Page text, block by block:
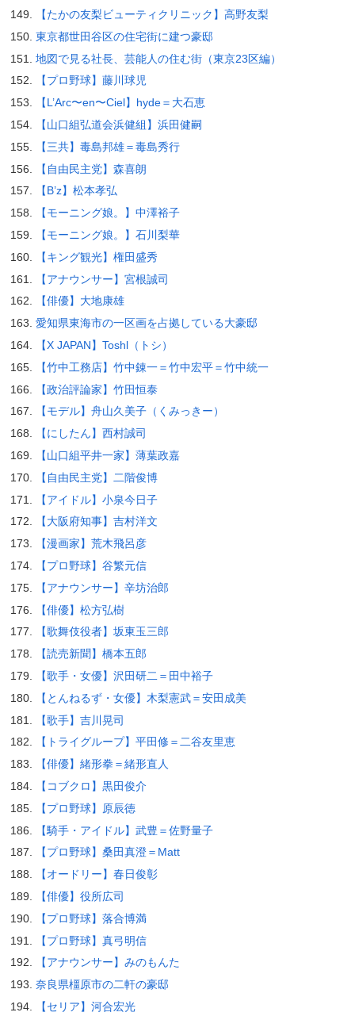
【たかの友梨ビューティクリニック】高野友梨
東京都世田谷区の住宅街に建つ豪邸
地図で見る社長、芸能人の住む街（東京23区編）
【プロ野球】藤川球児
【L’Arc〜en〜Ciel】hyde＝大石恵
【山口組弘道会浜健組】浜田健嗣
【三共】毒島邦雄＝毒島秀行
【自由民主党】森喜朗
【B’z】松本孝弘
【モーニング娘。】中澤裕子
【モーニング娘。】石川梨華
【キング観光】権田盛秀
【アナウンサー】宮根誠司
【俳優】大地康雄
愛知県東海市の一区画を占拠している大豪邸
【X JAPAN】Toshl（トシ）
【竹中工務店】竹中錬一＝竹中宏平＝竹中統一
【政治評論家】竹田恒泰
【モデル】舟山久美子（くみっきー）
【にしたん】西村誠司
【山口組平井一家】薄葉政嘉
【自由民主党】二階俊博
【アイドル】小泉今日子
【大阪府知事】吉村洋文
【漫画家】荒木飛呂彦
【プロ野球】谷繁元信
【アナウンサー】辛坊治郎
【俳優】松方弘樹
【歌舞伎役者】坂東玉三郎
【読売新聞】橋本五郎
【歌手・女優】沢田研二＝田中裕子
【とんねるず・女優】木梨憲武＝安田成美
【歌手】吉川晃司
【トライグループ】平田修＝二谷友里恵
【俳優】緒形拳＝緒形直人
【コブクロ】黒田俊介
【プロ野球】原辰徳
【騎手・アイドル】武豊＝佐野量子
【プロ野球】桑田真澄＝Matt
【オードリー】春日俊彰
【俳優】役所広司
【プロ野球】落合博満
【プロ野球】真弓明信
【アナウンサー】みのもんた
奈良県橿原市の二軒の豪邸
【セリア】河合宏光